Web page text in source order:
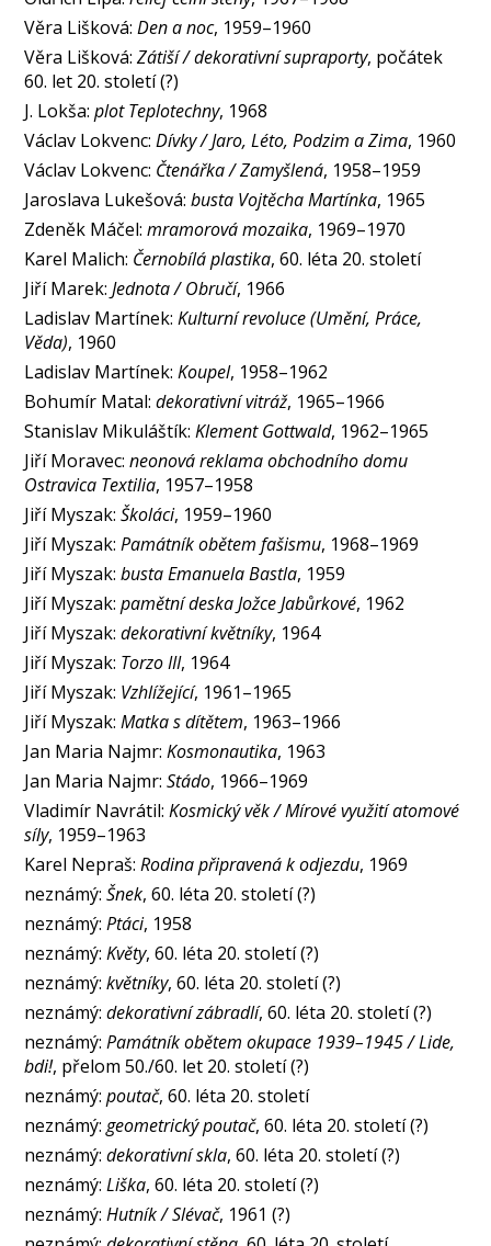
Věra Lišková:Den a noc, 1959–1960
Věra Lišková:Zátiší / dekorativní supraporty, počátek
60. let 20. století (?)
J. Lokša:plot Teplotechny, 1968
Václav Lokvenc:Dívky / Jaro, Léto, Podzim a Zima, 1960
Václav Lokvenc: Čtenářka / Zamyšlená, 1958–1959
Jaroslava Lukešová:busta Vojtěcha Martínka, 1965
Zdeněk Máčel:mramorová mozaika, 1969–1970
Karel Malich: Černobílá plastika, 60. léta 20. století
Jiří Marek:Jednota / Obručí, 1966
Ladislav Martínek:Kulturní revoluce (Umění, Práce,
Věda), 1960
Ladislav Martínek:Koupel, 1958–1962
Bohumír Matal:dekorativní vitráž, 1965–1966
Stanislav Mikuláštík:Klement Gottwald, 1962–1965
Jiří Moravec:neonová reklama obchodního domu
Ostravica Textilia, 1957–1958
Jiří Myszak:Školáci, 1959–1960
Jiří Myszak:Památník obětem fašismu, 1968–1969
Jiří Myszak:busta Emanuela Bastla, 1959
Jiří Myszak:pamětní deska Jožce Jabůrkové, 1962
Jiří Myszak:dekorativní květníky, 1964
Jiří Myszak: Torzo III, 1964
Jiří Myszak: Vzhlížející, 1961–1965
Jiří Myszak:Matka s dítětem, 1963–1966
Jan Maria Najmr:Kosmonautika, 1963
Jan Maria Najmr:Stádo, 1966–1969
Vladimír Navrátil:Kosmický věk / Mírové využití atomové
síly, 1959–1963
Karel Nepraš:Rodina připravená k odjezdu, 1969
neznámý:Šnek, 60. léta 20. století (?)
neznámý:Ptáci, 1958
neznámý:Květy, 60. léta 20. století (?)
neznámý:květníky, 60. léta 20. století (?)
neznámý:dekorativní zábradlí, 60. léta 20. století (?)
neznámý:Památník obětem okupace 1939–1945 / Lide,
bdi!, přelom 50./60. let 20. století (?)
neznámý:poutač, 60. léta 20. století
neznámý:geometrický poutač, 60. léta 20. století (?)
neznámý:dekorativní skla, 60. léta 20. století (?)
neznámý:Liška, 60. léta 20. století (?)
neznámý:Hutník / Slévač, 1961 (?)